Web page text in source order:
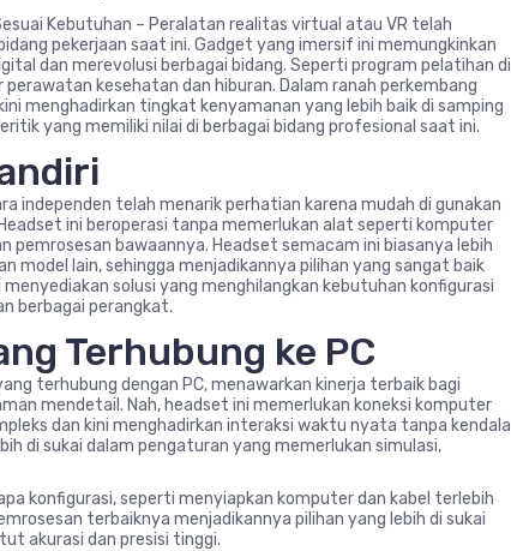
Kebutuhan – Peralatan realitas virtual atau VR telah
pekerjaan saat ini. Gadget yang imersif ini memungkinkan
dan merevolusi berbagai bidang. Seperti program pelatihan di
kesehatan dan hiburan. Dalam ranah perkembang
menghadirkan tingkat kenyamanan yang lebih baik di samping
yang memiliki nilai di berbagai bidang profesional saat ini.
independen telah menarik perhatian karena mudah di gunakan
ini beroperasi tanpa memerlukan alat seperti komputer
pemrosesan bawaannya. Headset semacam ini biasanya lebih
model lain, sehingga menjadikannya pilihan yang sangat baik
solusi yang menghilangkan kebutuhan konfigurasi
berbagai perangkat.
Terhubung ke PC
terhubung dengan PC, menawarkan kinerja terbaik bagi
mendetail. Nah, headset ini memerlukan koneksi komputer
dan kini menghadirkan interaksi waktu nyata tanpa kendala
di sukai dalam pengaturan yang memerlukan simulasi,
konfigurasi, seperti menyiapkan komputer dan kabel terlebih
terbaiknya menjadikannya pilihan yang lebih di sukai
akurasi dan presisi tinggi.